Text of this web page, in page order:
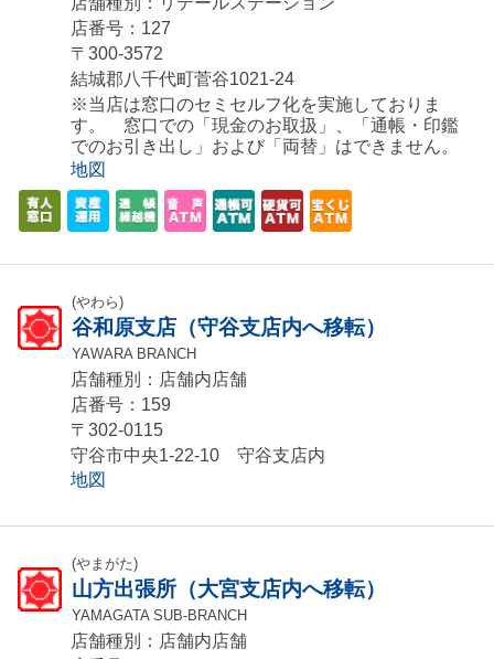
店番号：127
〒300-3572
結城郡八千代町菅谷1021-24
※当店は窓口のセミセルフ化を実施しておりま
す。 窓口での「現金のお取扱」、「通帳・印鑑
でのお引き出し」および「両替」はできません。
地図
(やわら)
谷和原支店（守谷支店内へ移転）
YAWARA BRANCH
店舗種別：店舗内店舗
店番号：159
〒302-0115
守谷市中央1-22-10 守谷支店内
地図
(やまがた)
山方出張所（大宮支店内へ移転）
YAMAGATA SUB-BRANCH
店舗種別：店舗内店舗